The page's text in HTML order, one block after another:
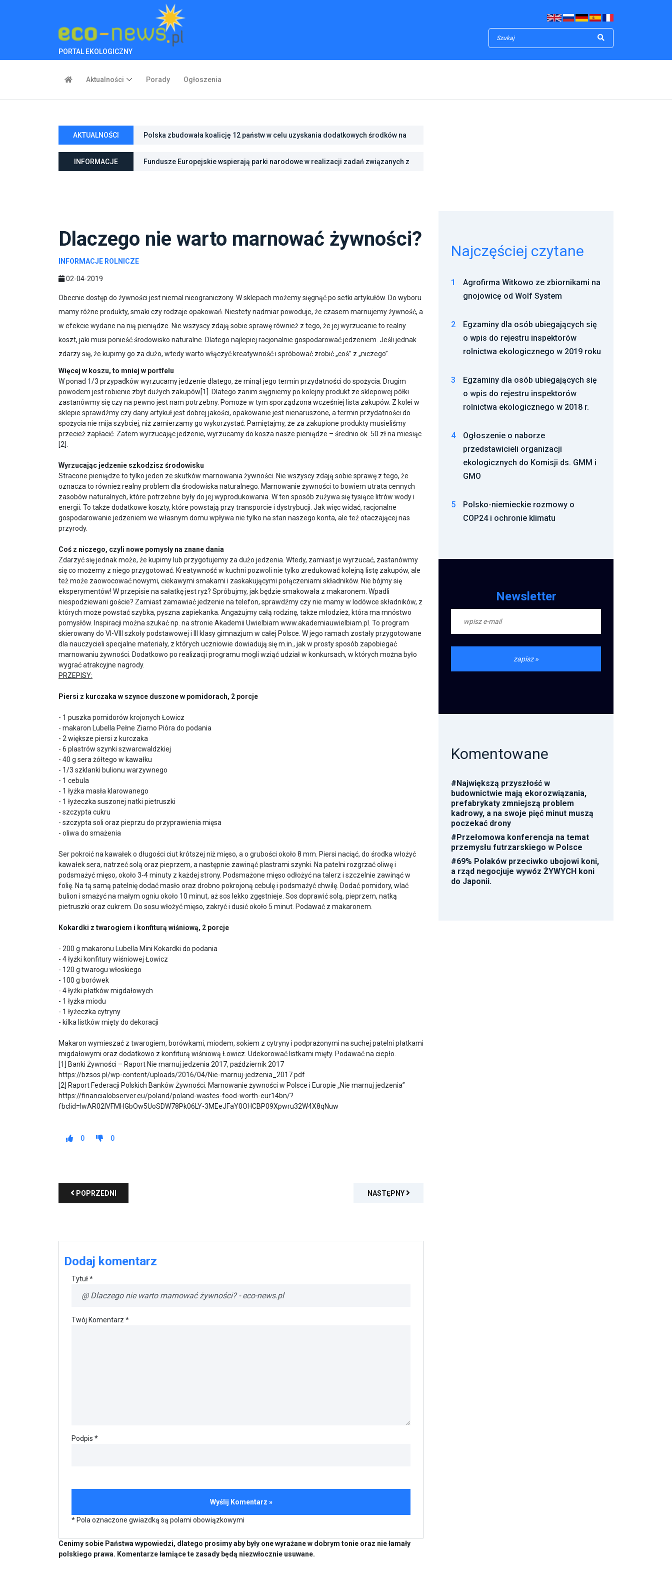
PORTAL EKOLOGICZNY
Aktualności Porady Ogłoszenia
AKTUALNOŚCI Polska zbudowała koalicję 12 państw w celu uzyskania dodatkowych środków na
INFORMACJE
Fundusze Europejskie wspierają parki narodowe w realizacji zadań związanych z
Dlaczego nie warto marnować żywności?
INFORMACJE ROLNICZE
02-04-2019
Obecnie dostęp do żywności jest niemal nieograniczony. W sklepach możemy sięgnąć po setki artykułów. Do wyboru
mamy różne produkty, smaki czy rodzaje opakowań. Niestety nadmiar powoduje, że czasem marnujemy żywność, a
w efekcie wydane na nią pieniądze. Nie wszyscy zdają sobie sprawę również z tego, że jej wyrzucanie to realny
koszt, jaki musi ponieść środowisko naturalne. Dlatego najlepiej racjonalnie gospodarować jedzeniem. Jeśli jednak
zdarzy się, że kupimy go za dużo, wtedy warto włączyć kreatywność i spróbować zrobić „coś” z „niczego”.
Więcej w koszu, to mniej w portfelu
W ponad 1/3 przypadków wyrzucamy jedzenie dlatego, że minął jego termin przydatności do spożycia. Drugim
powodem jest robienie zbyt dużych zakupów[1]. Dlatego zanim sięgniemy po kolejny produkt ze sklepowej półki
zastanówmy się czy na pewno jest nam potrzebny. Pomoże w tym sporządzona wcześniej lista zakupów. Z kolei w
sklepie sprawdźmy czy dany artykuł jest dobrej jakości, opakowanie jest nienaruszone, a termin przydatności do
spożycia nie mija szybciej, niż zamierzamy go wykorzystać. Pamiętajmy, że za zakupione produkty musieliśmy
przecież zapłacić. Zatem wyrzucając jedzenie, wyrzucamy do kosza nasze pieniądze – średnio ok. 50 zł na miesiąc
[2].
Wyrzucając jedzenie szkodzisz środowisku
Stracone pieniądze to tylko jeden ze skutków marnowania żywności. Nie wszyscy zdają sobie sprawę z tego, że
oznacza to również realny problem dla środowiska naturalnego. Marnowanie żywności to bowiem utrata cennych
zasobów naturalnych, które potrzebne były do jej wyprodukowania. W ten sposób zużywa się tysiące litrów wody i
energii. To także dodatkowe koszty, które powstają przy transporcie i dystrybucji. Jak więc widać, racjonalne
gospodarowanie jedzeniem we własnym domu wpływa nie tylko na stan naszego konta, ale też otaczającej nas
przyrody.
Coś z niczego, czyli nowe pomysły na znane dania
Zdarzyć się jednak może, że kupimy lub przygotujemy za dużo jedzenia. Wtedy, zamiast je wyrzucać, zastanówmy
się co możemy z niego przygotować. Kreatywność w kuchni pozwoli nie tylko zredukować kolejną listę zakupów, ale
też może zaowocować nowymi, ciekawymi smakami i zaskakującymi połączeniami składników. Nie bójmy się
eksperymentów! W przepisie na sałatkę jest ryż? Spróbujmy, jak będzie smakowała z makaronem. Wpadli
niespodziewani goście? Zamiast zamawiać jedzenie na telefon, sprawdźmy czy nie mamy w lodówce składników, z
których może powstać szybka, pyszna zapiekanka. Angażujmy całą rodzinę, także młodzież, która ma mnóstwo
pomysłów. Inspiracji można szukać np. na stronie Akademii Uwielbiam www.akademiauwielbiam.pl. To program
skierowany do VI-VIII szkoły podstawowej i III klasy gimnazjum w całej Polsce. W jego ramach zostały przygotowane
dla nauczycieli specjalne materiały, z których uczniowie dowiadują się m.in., jak w prosty sposób zapobiegać
marnowaniu żywności. Dodatkowo po realizacji programu mogli wziąć udział w konkursach, w których można było
wygrać atrakcyjne nagrody.
PRZEPISY:
Piersi z kurczaka w szynce duszone w pomidorach, 2 porcje
- 1 puszka pomidorów krojonych Łowicz
- makaron Lubella Pełne Ziarno Pióra do podania
- 2 większe piersi z kurczaka
- 6 plastrów szynki szwarcwaldzkiej
- 40 g sera żółtego w kawałku
- 1/3 szklanki bulionu warzywnego
- 1 cebula
- 1 łyżka masła klarowanego
- 1 łyżeczka suszonej natki pietruszki
- szczypta cukru
- szczypta soli oraz pieprzu do przyprawienia mięsa
- oliwa do smażenia
Ser pokroić na kawałek o długości ciut krótszej niż mięso, a o grubości około 8 mm. Piersi naciąć, do środka włożyć
kawałek sera, natrzeć solą oraz pieprzem, a następnie zawinąć plastrami szynki. Na patelni rozgrzać oliwę i
podsmażyć mięso, około 3-4 minuty z każdej strony. Podsmażone mięso odłożyć na talerz i szczelnie zawinąć w
folię. Na tą samą patelnię dodać masło oraz drobno pokrojoną cebulę i podsmażyć chwilę. Dodać pomidory, wlać
bulion i smażyć na małym ogniu około 10 minut, aż sos lekko zgęstnieje. Sos doprawić solą, pieprzem, natką
pietruszki oraz cukrem. Do sosu włożyć mięso, zakryć i dusić około 5 minut. Podawać z makaronem.
Kokardki z twarogiem i konfiturą wiśniową, 2 porcje
- 200 g makaronu Lubella Mini Kokardki do podania
- 4 łyżki konfitury wiśniowej Łowicz
- 120 g twarogu włoskiego
- 100 g borówek
- 4 łyżki płatków migdałowych
- 1 łyżka miodu
- 1 łyżeczka cytryny
- kilka listków mięty do dekoracji
Makaron wymieszać z twarogiem, borówkami, miodem, sokiem z cytryny i podprażonymi na suchej patelni płatkami
migdałowymi oraz dodatkowo z konfiturą wiśniową Łowicz. Udekorować listkami mięty. Podawać na ciepło.
[1] Banki Żywności – Raport Nie marnuj jedzenia 2017, październik 2017
https://bzsos.pl/wp-content/uploads/2016/04/Nie-marnuj-jedzenia_2017.pdf
[2] Raport Federacji Polskich Banków Żywności. Marnowanie żywności w Polsce i Europie „Nie marnuj jedzenia”
https://financialobserver.eu/poland/poland-wastes-food-worth-eur14bn/?
fbclid=IwAR02lVFMHGbOw5UoSDW78Pk06LY-3MEeJFaY0OHCBP09Xpwru32W4X8qNuw
0 0
POPRZEDNI NASTĘPNY
Dodaj komentarz
Tytuł *
Twój Komentarz *
Podpis *
* Pola oznaczone gwiazdką są polami obowiązkowymi
Cenimy sobie Państwa wypowiedzi, dlatego prosimy aby były one wyrażane w dobrym tonie oraz nie łamały
polskiego prawa. Komentarze łamiące te zasady będą niezwłocznie usuwane.
Najczęściej czytane
1
Agrofirma Witkowo ze zbiornikami na
gnojowicę od Wolf System
2
Egzaminy dla osób ubiegających się
o wpis do rejestru inspektorów
rolnictwa ekologicznego w 2019 roku
3
Egzaminy dla osób ubiegających się
o wpis do rejestru inspektorów
rolnictwa ekologicznego w 2018 r.
4
Ogłoszenie o naborze
przedstawicieli organizacji
ekologicznych do Komisji ds. GMM i
GMO
5
Polsko-niemieckie rozmowy o
COP24 i ochronie klimatu
Newsletter
Komentowane
#Największą przyszłość w
budownictwie mają ekorozwiązania,
prefabrykaty zmniejszą problem
kadrowy, a na swoje pięć minut muszą
poczekać drony
#Przełomowa konferencja na temat
przemysłu futrzarskiego w Polsce
#69% Polaków przeciwko ubojowi koni,
a rząd negocjuje wywóz ŻYWYCH koni
do Japonii.